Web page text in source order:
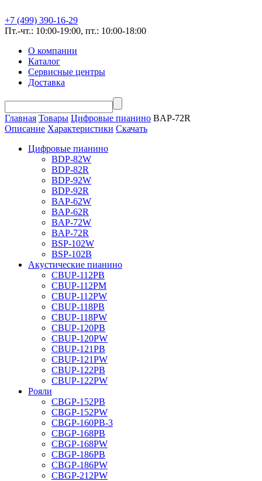
+7 (499) 390-16-29
Пт.-чт.: 10:00-19:00, пт.: 10:00-18:00
О компании
Каталог
Сервисные центры
Доставка
Главная Товары Цифровые пианино BAP-72R
Описание Характеристики Скачать
Цифровые пианино
BDP-82W
BDP-82R
BDP-92W
BDP-92R
BAP-62W
BAP-62R
BAP-72W
BAP-72R
BSP-102W
BSP-102B
Акустические пианино
CBUP-112PB
CBUP-112PM
CBUP-112PW
CBUP-118PB
CBUP-118PW
CBUP-120PB
CBUP-120PW
CBUP-121PB
CBUP-121PW
CBUP-122PB
CBUP-122PW
Рояли
CBGP-152PB
CBGP-152PW
CBGP-160PB-3
CBGP-168PB
CBGP-168PW
CBGP-186PB
CBGP-186PW
CBGP-212PW